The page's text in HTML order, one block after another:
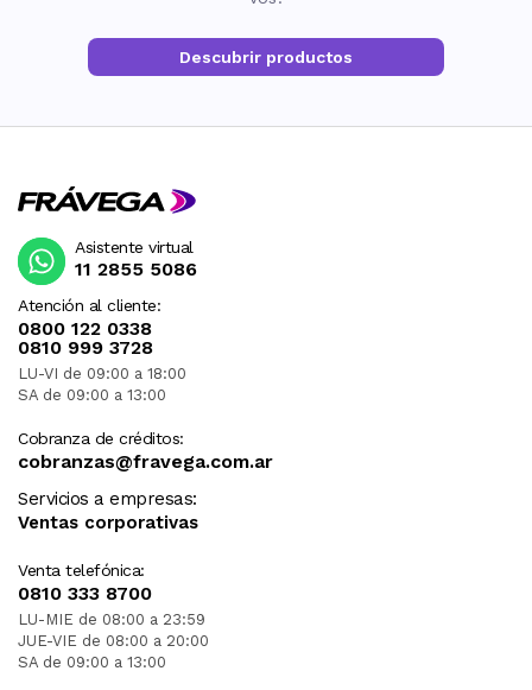
Descubrir productos
Atención al cliente:
0800 122 0338
0810 999 3728
LU-VI de 09:00 a 18:00
SA de 09:00 a 13:00
Cobranza de créditos:
cobranzas@fravega.com.ar
Servicios a empresas:
Ventas corporativas
Venta telefónica:
0810 333 8700
LU-MIE de 08:00 a 23:59
JUE-VIE de 08:00 a 20:00
SA de 09:00 a 13:00
Asistente virtual
11 2855 5086